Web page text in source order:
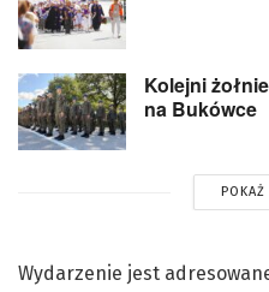
Kolejni
na Bukówce
POKAŻ
Wydarzenie jest